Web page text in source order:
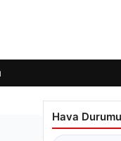
Hava Durumu